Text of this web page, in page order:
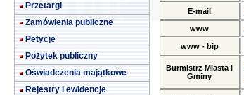
Przetargi
Zamówienia publiczne
Petycje
Pożytek publiczny
Oświadczenia majątkowe
Rejestry i ewidencje
E-mail
www
www - bip
Burmistrz Miasta i
Gminy